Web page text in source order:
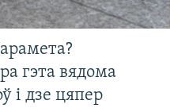
гэта вядома
і дзе цяпер